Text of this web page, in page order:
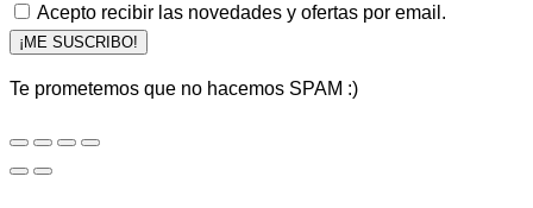
Acepto recibir las novedades y ofertas por email.
¡ME SUSCRIBO!
Te prometemos que no hacemos SPAM :)